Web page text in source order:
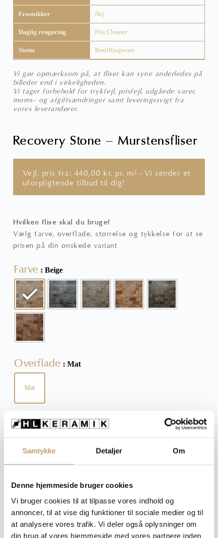
Samtykke Detaljer Om
Denne hjemmeside bruger cookies
Vi bruger cookies til at tilpasse vores indhold og
annoncer, til at vise dig funktioner til sociale medier og til
at analysere vores trafik. Vi deler også oplysninger om
din brug af vores hjemmeside med vores partnere inden
Frostsikker Nej
Daglig rengøring Fila Cleaner
Status Bestillingsvare
Vi gør opmærksom på, at fliser kan syne anderledes på
billeder end i virkeligheden.
Vi tager forbehold for trykfejl, prisfejl, udgåede varer,
moms- og afgiftsændringer samt leveringssvigt fra
vores leverandører.
Recovery Stone – Murstensfliser
Vejl. pris fra: 440,00kr. pr. m² - Vi sender et
uforpligtende tilbud til dig!
Hvilken flise skal du bruge?
Vælg farve, overflade, størrelse og tykkelse for at se
prisen på din ønskede variant
Farve : Beige
Overflade : Mat
Mat
Størrelse : 13x25 cm
13x25 cm
Tykkelse : 9,5 mm